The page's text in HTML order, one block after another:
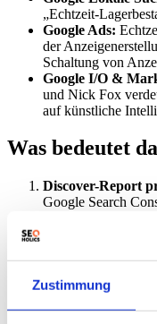
Zustimmung
„Echtzeit-
Google Ads:
der
Schaltung von
Google I/O &
und Nick Fox
auf künstliche
Was bedeutet
Discover-Report
Google Search
Inhalte für
Referral-Traffic-
Optimierung Ihrer
Lokale